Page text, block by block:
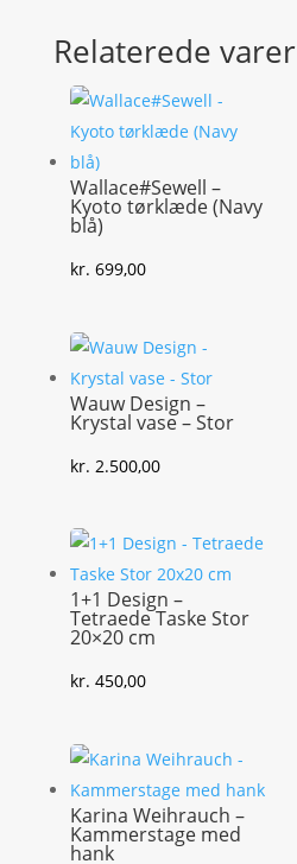
Relaterede varer
Wallace#Sewell –
Kyoto tørklæde (Navy
blå)
kr. 699,00
Wauw Design –
Krystal vase – Stor
kr. 2.500,00
1+1 Design –
Tetraede Taske Stor
20×20 cm
kr. 450,00
Karina Weihrauch –
Kammerstage med
hank